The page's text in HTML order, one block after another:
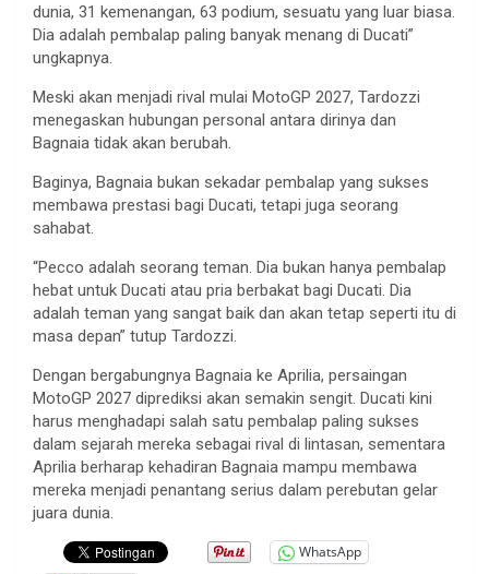
dunia, 31 kemenangan, 63 podium, sesuatu yang luar biasa.
Dia adalah pembalap paling banyak menang di Ducati”
ungkapnya.
Meski akan menjadi rival mulai MotoGP 2027, Tardozzi
menegaskan hubungan personal antara dirinya dan
Bagnaia tidak akan berubah.
Baginya, Bagnaia bukan sekadar pembalap yang sukses
membawa prestasi bagi Ducati, tetapi juga seorang
sahabat.
“Pecco adalah seorang teman. Dia bukan hanya pembalap
hebat untuk Ducati atau pria berbakat bagi Ducati. Dia
adalah teman yang sangat baik dan akan tetap seperti itu di
masa depan” tutup Tardozzi.
Dengan bergabungnya Bagnaia ke Aprilia, persaingan
MotoGP 2027 diprediksi akan semakin sengit. Ducati kini
harus menghadapi salah satu pembalap paling sukses
dalam sejarah mereka sebagai rival di lintasan, sementara
Aprilia berharap kehadiran Bagnaia mampu membawa
mereka menjadi penantang serius dalam perebutan gelar
juara dunia.
WhatsApp